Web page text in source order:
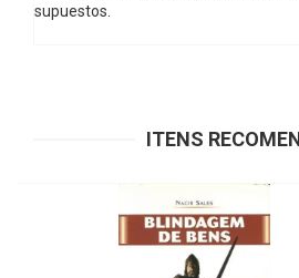
supuestos.
ITENS